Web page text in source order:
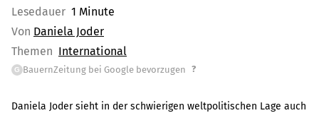
Lesedauer 1 Minute
Von Daniela Joder
Themen International
G BauernZeitung bei Google bevorzugen ?
Daniela Joder sieht in der schwierigen weltpolitischen Lage auch